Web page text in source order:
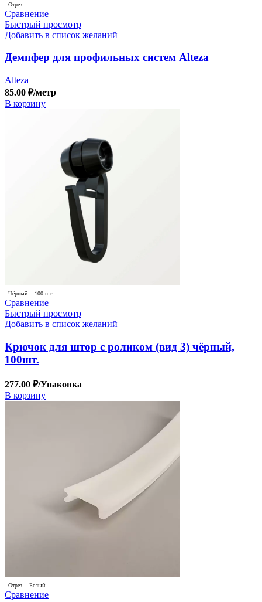
Отрез
Сравнение
Быстрый просмотр
Добавить в список желаний
Демпфер для профильных систем Alteza
Alteza
85.00 ₽/метр
В корзину
Чёрный 100 шт.
Сравнение
Быстрый просмотр
Добавить в список желаний
Крючок для штор с роликом (вид 3) чёрный,
100шт.
277.00 ₽/Упаковка
В корзину
Отрез Белый
Сравнение